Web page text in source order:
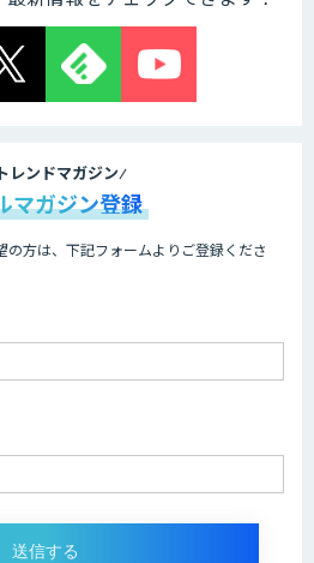
生成AI Partner｜AIエージェン
AIプロ」
発支援
AIエージェント
レンドマガジン
マガジン登録
の方は、下記フォームよりご登録くださ